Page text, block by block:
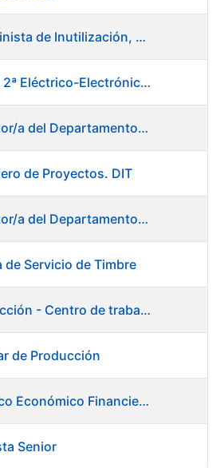
OE 23/24 - Maquinista de Inutilización, Destrucción y Empacado de Papel
OE 11/24 - Oficial 2ª Eléctrico-Electrónico Central
FC 04/24 - Director/a del Departamento de Innovación e Inteligencia Artificial
de Proyectos. DIT
FC 05/24 - Director/a del Departamento de Planificación, Logística y Almacenes
Servicio de Timbre
Auxiliar de producción - Centro de trabajo de Burgos
de Producción
OE 02/24 - Técnico Económico Financiero
Senior